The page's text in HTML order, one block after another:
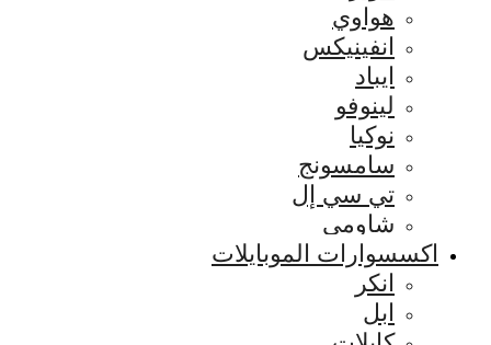
هواوي
انفينيكس
ايباد
لينوفو
نوكيا
سامسونج
تي سي إل
شاومي
اكسسوارات الموبايلات
انكر
ابل